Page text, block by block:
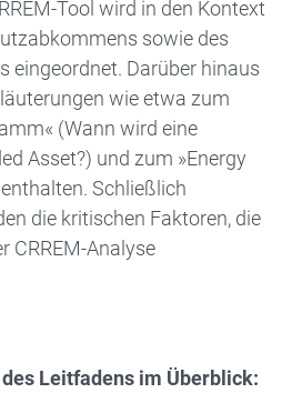
Tool wird in den Kontext
sowie des
eingeordnet. Darüber hinaus
wie etwa zum
(Wann wird eine
Asset?) und zum »Energy
Schließlich
die kritischen Faktoren, die
CRREM-Analyse
Leitfadens im Überblick: